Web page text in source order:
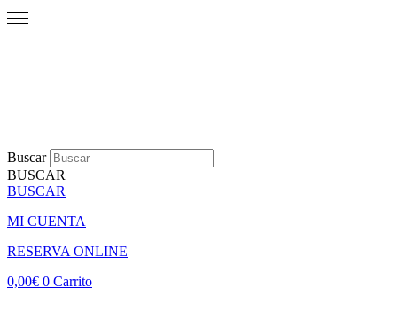
Buscar
BUSCAR
BUSCAR
MI CUENTA
RESERVA ONLINE
0,00€ 0 Carrito